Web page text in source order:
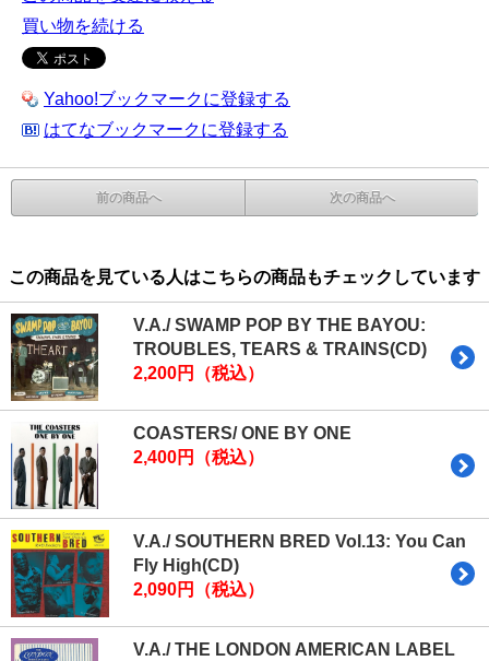
買い物を続ける
Yahoo!ブックマークに登録する
はてなブックマークに登録する
前の商品へ 次の商品へ
この商品を見ている人はこちらの商品もチェックしています
V.A./ SWAMP POP BY THE BAYOU:
TROUBLES, TEARS & TRAINS(CD)
2,200円（税込）
COASTERS/ ONE BY ONE
2,400円（税込）
V.A./ SOUTHERN BRED Vol.13: You Can
Fly High(CD)
2,090円（税込）
V.A./ THE LONDON AMERICAN LABEL